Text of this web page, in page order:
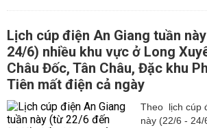
Lịch cúp điện An Giang tuần
24/6) nhiều khu vực ở Long
Châu Đốc, Tân Châu, Đặc khu
Tiên mất điện cả ngày
Theo lịch cúp
này (22/6 -